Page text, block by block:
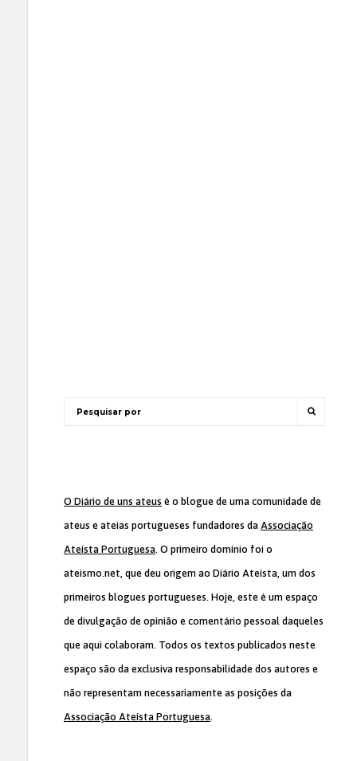
O Diário de uns ateus é o blogue de uma comunidade de
ateus e ateias portugueses fundadores da Associação
Ateísta Portuguesa. O primeiro domínio foi o
ateismo.net, que deu origem ao Diário Ateísta, um dos
primeiros blogues portugueses. Hoje, este é um espaço
de divulgação de opinião e comentário pessoal daqueles
que aqui colaboram. Todos os textos publicados neste
espaço são da exclusiva responsabilidade dos autores e
não representam necessariamente as posições da
Associação Ateísta Portuguesa.